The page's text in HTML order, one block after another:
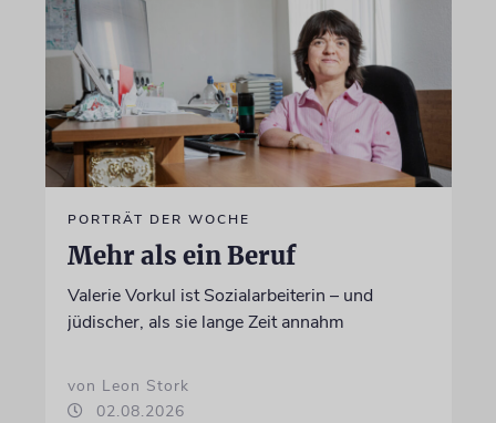
PORTRÄT DER WOCHE
Mehr als ein Beruf
Valerie Vorkul ist Sozialarbeiterin – und
jüdischer, als sie lange Zeit annahm
von Leon Stork
02.08.2026